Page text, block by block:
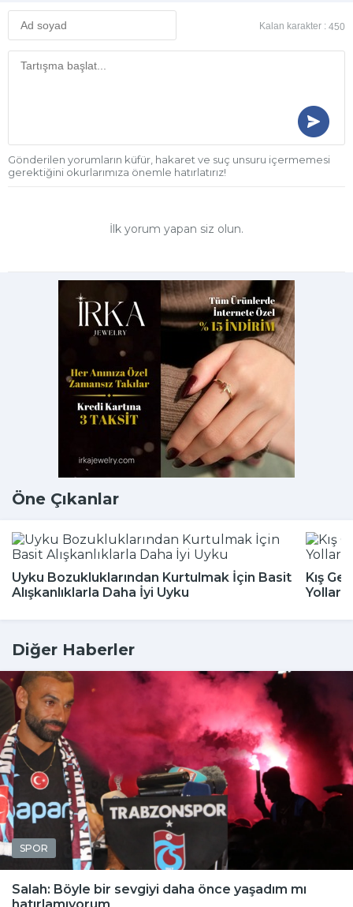
Kalan karakter : 450
Gönderilen yorumların küfür, hakaret ve suç unsuru içermemesi
gerektiğini okurlarımıza önemle hatırlatırız!
İlk yorum yapan siz olun.
Öne Çıkanlar
Uyku Bozukluklarından Kurtulmak İçin Basit
Alışkanlıklarla Daha İyi Uyku
Kış
Yolları
Diğer Haberler
SPOR
Salah: Böyle bir sevgiyi daha önce yaşadım mı